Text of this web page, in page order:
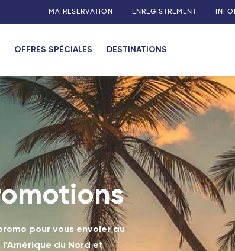
MA RÉSERVATION ENREGISTREMENT
OFFRES SPÉCIALES DESTINATIONS
pour vous envoler au
du Nord et